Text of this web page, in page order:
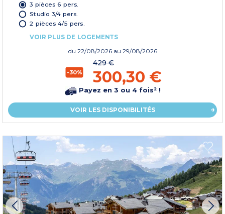
3 pièces 6 pers.
Studio 3/4 pers.
2 pièces 4/5 pers.
VOIR PLUS DE LOGEMENTS
du 22/08/2026 au 29/08/2026
-30%
429 €
300,30 €
Payez en 3 ou 4 fois² !
VOIR LES DISPONIBILITÉS